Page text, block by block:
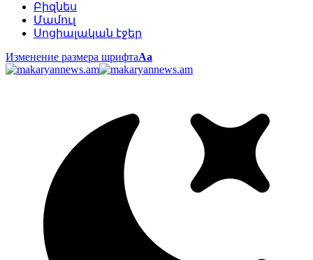
Բիզնես
Մամուլ
Սոցիալական էջեր
Изменение размера шрифтаАа